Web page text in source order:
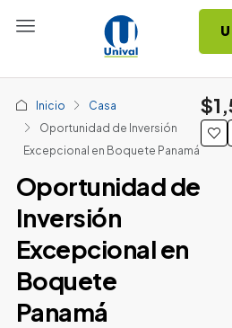
Inicio
Casa
Oportunidad de Inversión
Excepcional en Boquete Panamá
Oportunidad de
Inversión
Excepcional en
Boquete
Panamá